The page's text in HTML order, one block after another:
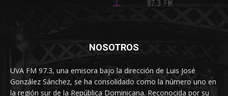
NOSOTROS
UVA FM 97.3, una emisora bajo la dirección de Luis José
González Sánchez, se ha consolidado como la número uno en
la región sur de la República Dominicana. Reconocida por su